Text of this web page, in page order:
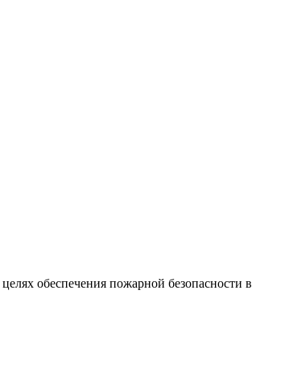
обеспечения пожарной безопасности в